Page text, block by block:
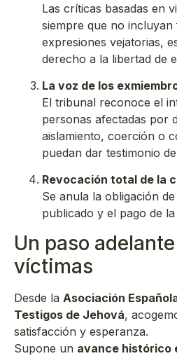
Las críticas basadas en
siempre que no incluyan
expresiones vejatorias,
derecho a la libertad de
La voz de los
El tribunal reconoce el
personas afectadas por
aislamiento, coerción o
puedan dar testimonio
Revocación total de la
Se anula la obligación
publicado y el pago de
Un paso
víctimas
Desde la Asociación
Testigos de Jehová,
satisfacción y esperanza.
Supone un avance histórico